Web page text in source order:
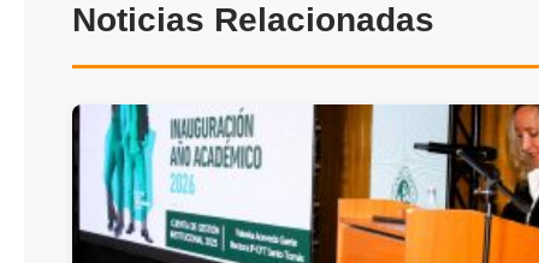
Noticias Relacionadas